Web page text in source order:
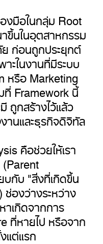
งมือในกลุ่ม Root
นในอุตสาหกรรม
ก่อนถูกประยุกต์
าะในงานที่มีระบบ
หรือ Marketing
ที่ Framework นี้
ถูกสร้างไว้แล้ว
านและธุรกิจดิจิทัล
คือช่วยให้เรา
บกับ "สิ่งที่เกิดขึ้น
องว่างระหว่าง
เกิดจากการ
ที่หายไป หรือจาก
แต่แรก